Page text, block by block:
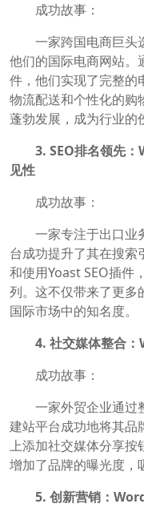
成功故事：
一家跨国电商巨头
他们的国际电商网站
件，他们实现了完整的
物流配送和个性化的购
蓬勃发展，成为行业的
3. SEO排名领先
见性
成功故事：
一家专注于出口业
台成功提升了其在搜索
和使用Yoast SEO插件
列。这不仅带来了更多
国际市场中的知名度。
4. 社交媒体整合
成功故事：
一家外贸企业通过
建站平台成功地将其品
上添加社交媒体分享按
增加了品牌的曝光度，
5. 创新营销：